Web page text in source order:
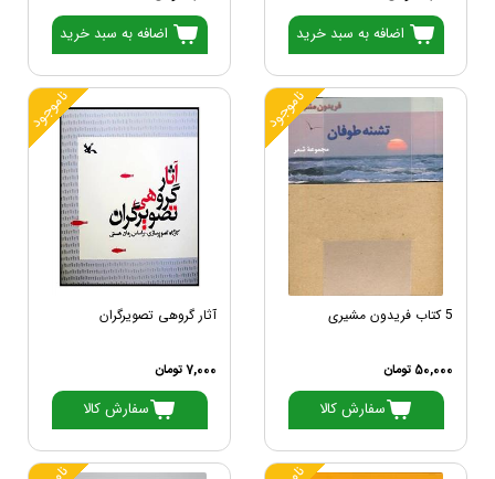
اضافه به سبد خرید اضافه به سبد خرید
ناموجود
5 کتاب فریدون مشیری
50,000 تومان
سفارش کالا
ناموجود
آثار گروهی تصویرگران
7,000 تومان
سفارش کالا